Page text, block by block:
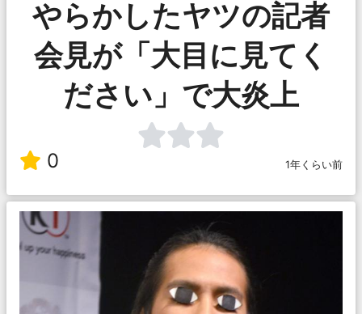
やらかしたヤツの記者
会見が「大目に見てく
ださい」で大炎上
0 1年くらい前